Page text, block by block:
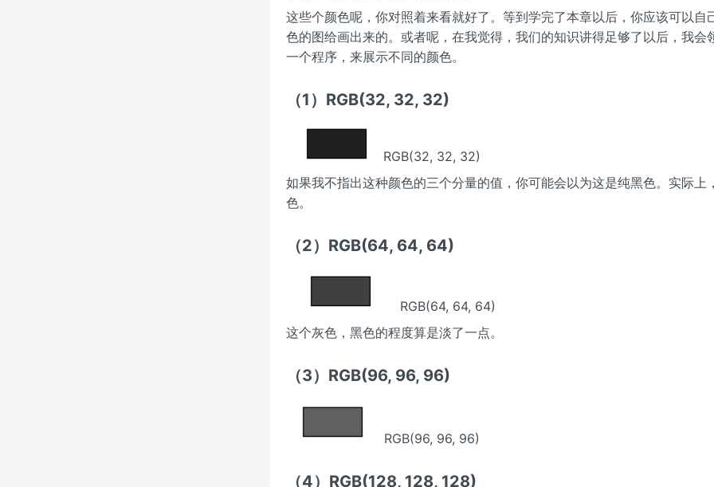
这些个颜色呢，你对照着来看就好了。等到学完了本章以后，你应该可以自
色的图给画出来的。或者呢，在我觉得，我们的知识讲得足够了以后，我会
一个程序，来展示不同的颜色。
（1）RGB(32, 32, 32)
RGB(32, 32, 32)
如果我不指出这种颜色的三个分量的值，你可能会以为这是纯黑色。实际上
色。
（2）RGB(64, 64, 64)
RGB(64, 64, 64)
这个灰色，黑色的程度算是淡了一点。
（3）RGB(96, 96, 96)
RGB(96, 96, 96)
（4）RGB(128, 128, 128)